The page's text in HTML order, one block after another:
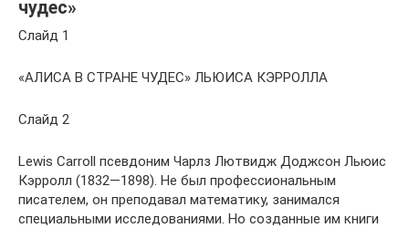
чудес»
Слайд 1
«АЛИСА В СТРАНЕ ЧУДЕС» ЛЬЮИСА КЭРРОЛЛА
Слайд 2
Lewis Carroll псевдоним Чарлз Лютвидж Доджсон Льюис
Кэрролл (1832—1898). Не был профессиональным
писателем, он преподавал математику, занимался
специальными исследованиями. Но созданные им книги